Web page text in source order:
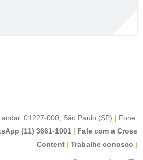
andar, 01227-000, São Paulo (SP) | Fone
(11) 3661-1001 | Fale com a Cross
Content | Trabalhe conosco |